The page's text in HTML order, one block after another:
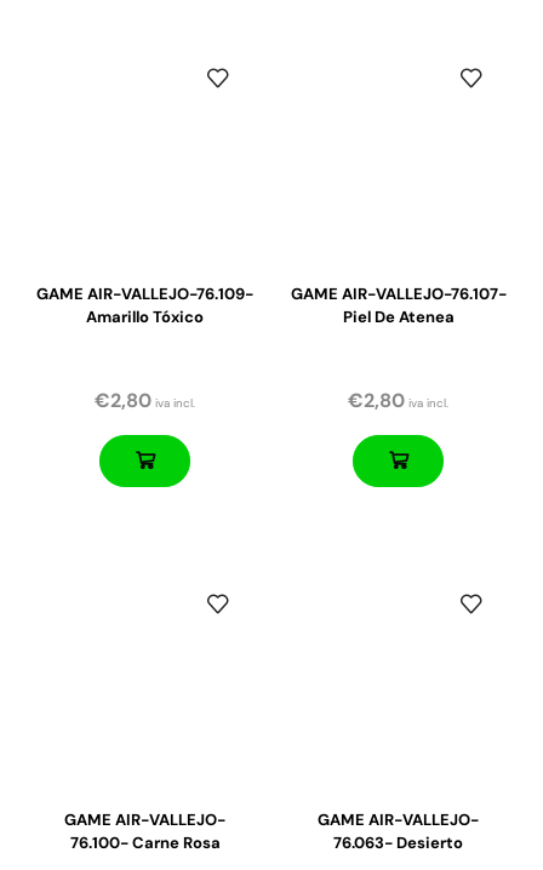
GAME AIR-VALLEJO-76.109-
Amarillo Tóxico
€2,80 iva incl.
GAME AIR-VALLEJO-76.107-
Piel De Atenea
€2,80 iva incl.
GAME AIR-VALLEJO-
76.100- Carne Rosa
GAME AIR-VALLEJO-
76.063- Desierto